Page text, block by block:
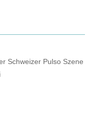
Schweizer Pulso Szene